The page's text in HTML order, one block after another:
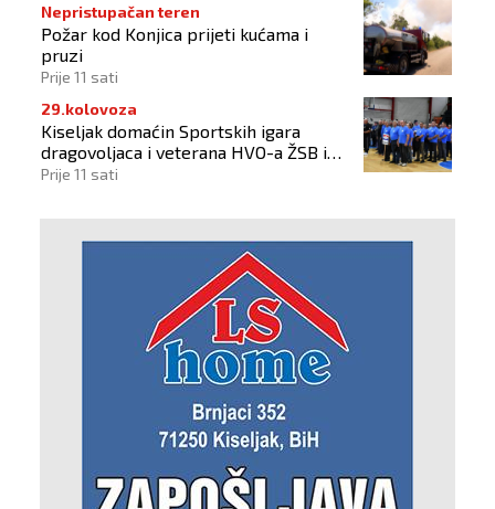
Nepristupačan teren
Požar kod Konjica prijeti kućama i
pruzi
Prije 11 sati
29.kolovoza
Kiseljak domaćin Sportskih igara
dragovoljaca i veterana HVO-a ŽSB i
Dana branitelja
Prije 11 sati